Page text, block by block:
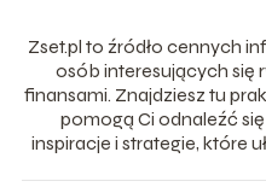
Zset.pl to źródło cennych
osób interesujących się
finansami. Znajdziesz tu
pomogą Ci odnaleźć
inspiracje i strategie, które